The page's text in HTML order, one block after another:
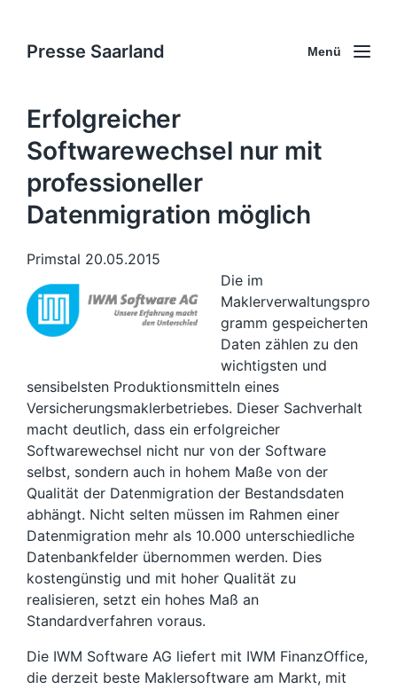
Presse Saarland Menü
Erfolgreicher
Softwarewechsel nur mit
professioneller
Datenmigration möglich
Primstal 20.05.2015
Die im
Maklerverwaltungspro
gramm gespeicherten
Daten zählen zu den
wichtigsten und
sensibelsten Produktionsmitteln eines
Versicherungsmaklerbetriebes. Dieser Sachverhalt
macht deutlich, dass ein erfolgreicher
Softwarewechsel nicht nur von der Software
selbst, sondern auch in hohem Maße von der
Qualität der Datenmigration der Bestandsdaten
abhängt. Nicht selten müssen im Rahmen einer
Datenmigration mehr als 10.000 unterschiedliche
Datenbankfelder übernommen werden. Dies
kostengünstig und mit hoher Qualität zu
realisieren, setzt ein hohes Maß an
Standardverfahren voraus.
Die IWM Software AG liefert mit IWM FinanzOffice,
die derzeit beste Maklersoftware am Markt, mit